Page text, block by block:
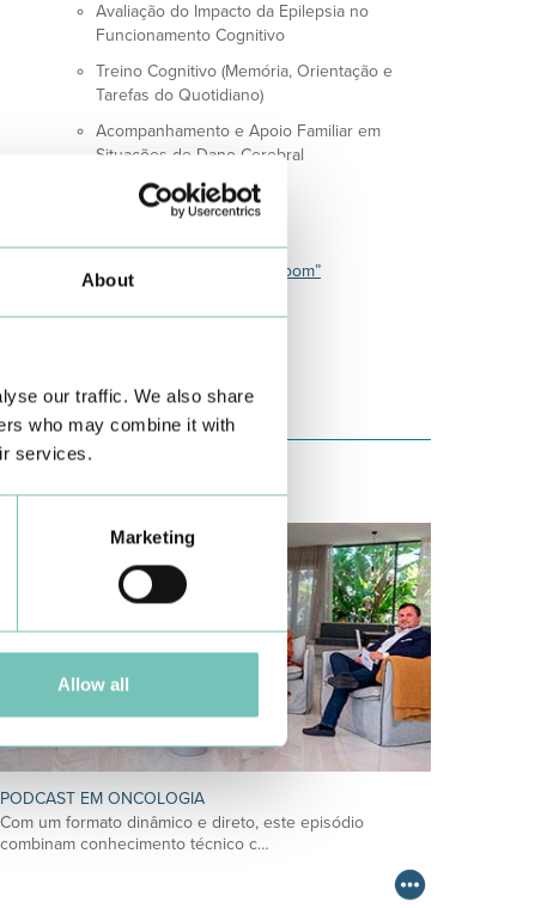
About
our traffic. We also share
who may combine it with
services.
Marketing
Allow all
Avaliação do Impacto da Epilepsia no
Funcionamento Cognitivo
Treino Cognitivo (Memória, Orientação e
Tarefas do Quotidiano)
Acompanhamento e Apoio Familiar em
Situacões de Dano Cerebral
Causas e soluções para a “fadiga do zoom”
PODCAST EM ONCOLOGIA
Com um formato dinâmico e direto, este episódio
combinam conhecimento técnico c…